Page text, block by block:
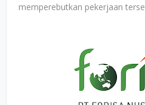
memperebutkan pekerjaan